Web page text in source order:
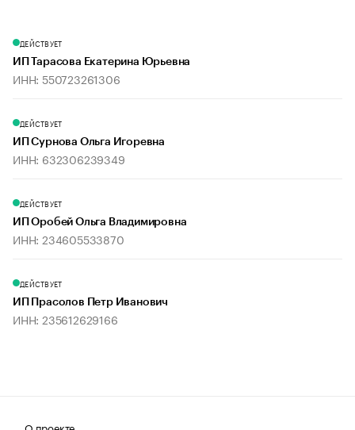
ДЕЙСТВУЕТ
ИП Тарасова Екатерина Юрьевна
ИНН: 550723261306
ДЕЙСТВУЕТ
ИП Сурнова Ольга Игоревна
ИНН: 632306239349
ДЕЙСТВУЕТ
ИП Оробей Ольга Владимировна
ИНН: 234605533870
ДЕЙСТВУЕТ
ИП Прасолов Петр Иванович
ИНН: 235612629166